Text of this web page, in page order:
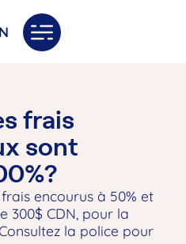
frais
sont
encourus à 50% et
300$ CDN, pour la
la police pour